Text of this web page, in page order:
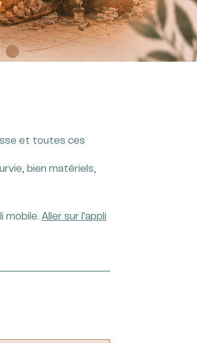
et toutes ces
bien matériels,
mobile. Aller sur l'appli